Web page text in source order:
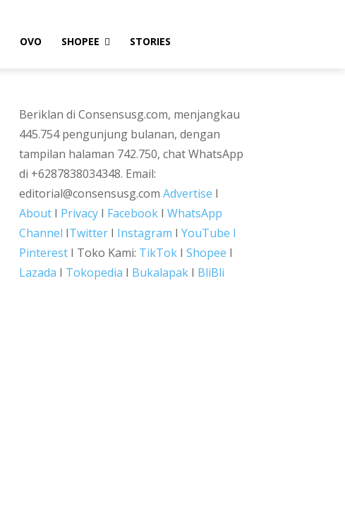
OVO SHOPEE STORIES
Beriklan di Consensusg.com, menjangkau
445.754 pengunjung bulanan, dengan
tampilan halaman 742.750, chat WhatsApp
di +6287838034348. Email:
editorial@consensusg.com Advertise I
About I Privacy I Facebook I WhatsApp
Channel ITwitter I Instagram I YouTube I
Pinterest I Toko Kami: TikTok I Shopee I
Lazada I Tokopedia I Bukalapak I BliBli